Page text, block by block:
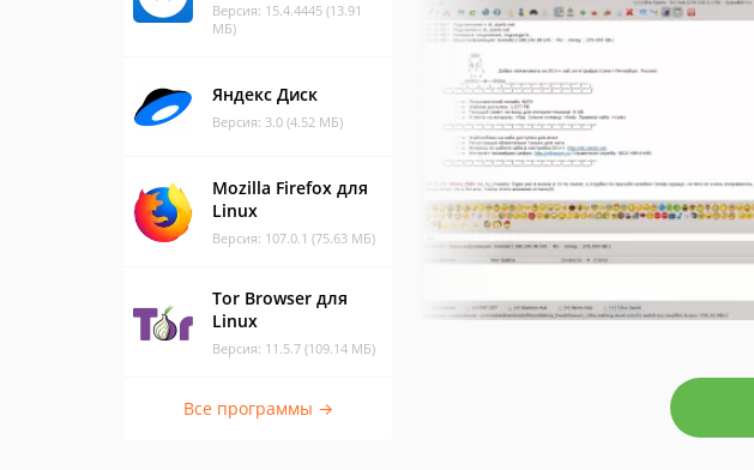
Версия: 15.4.4445 (13.91
МБ)
Яндекс Диск
Версия: 3.0 (4.52 МБ)
Mozilla Firefox для
Linux
Версия: 107.0.1 (75.63 МБ)
Tor Browser для
Linux
Версия: 11.5.7 (109.14 МБ)
Все программы →